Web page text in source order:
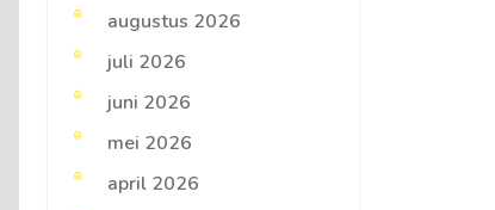
augustus 2026
juli 2026
juni 2026
mei 2026
april 2026